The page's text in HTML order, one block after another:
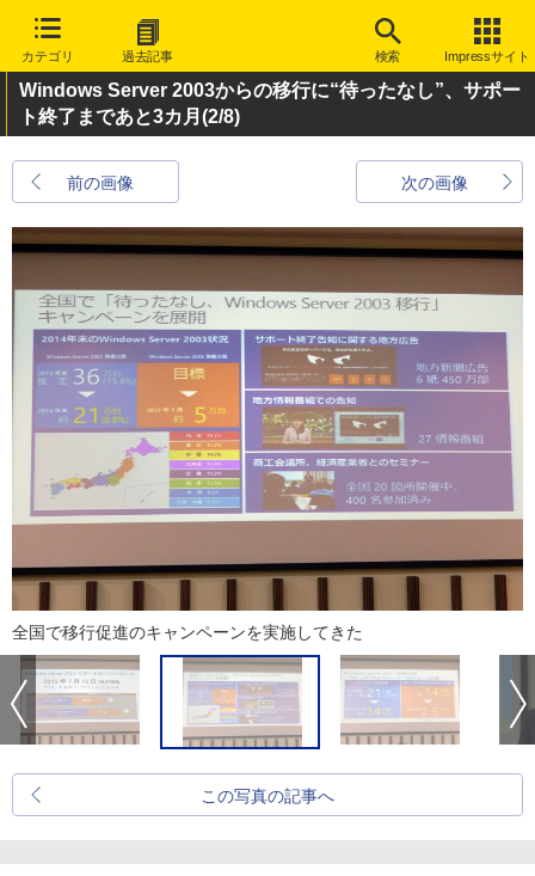
カテゴリ 過去記事 検索 Impressサイト
Windows Server 2003からの移行に“待ったなし”、サポー
ト終了まであと3カ月 (2/8)
前の画像 次の画像
全国で移行促進のキャンペーンを実施してきた
この写真の記事へ